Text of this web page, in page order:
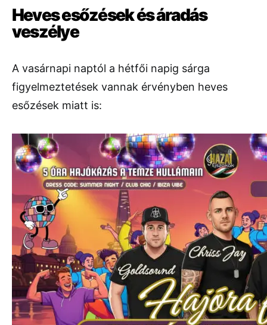
Heves esőzések és áradás
veszélye
A vasárnapi naptól a hétfői napig sárga
figyelmeztetések vannak érvényben heves
esőzések miatt is: